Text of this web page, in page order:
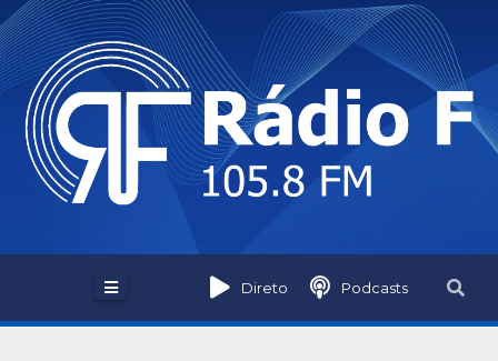
Skip
to
content
Direto Podcasts